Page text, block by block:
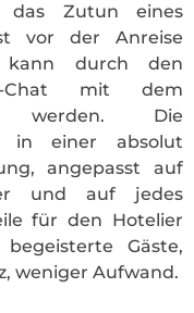
das Zutun eines
vor der Anreise
kann durch den
Chat mit dem
werden. Die
in einer absolut
angepasst auf
und auf jedes
für den Hotelier
Gäste,
weniger Aufwand.